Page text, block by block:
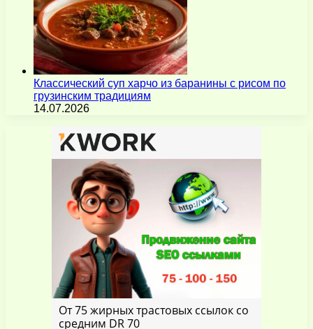
Классический суп харчо из баранины с рисом по
грузинским традициям
14.07.2026